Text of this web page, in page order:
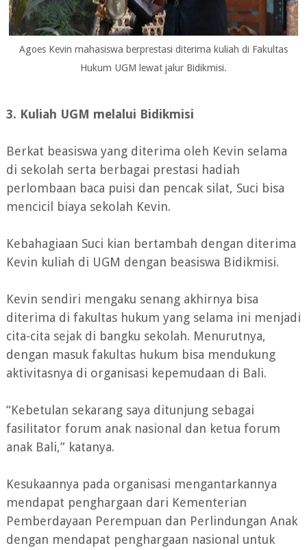
Agoes Kevin mahasiswa berprestasi diterima kuliah di Fakultas
Hukum UGM lewat jalur Bidikmisi.
3. Kuliah UGM melalui Bidikmisi
Berkat beasiswa yang diterima oleh Kevin selama
di sekolah serta berbagai prestasi hadiah
perlombaan baca puisi dan pencak silat, Suci bisa
mencicil biaya sekolah Kevin.
Kebahagiaan Suci kian bertambah dengan diterima
Kevin kuliah di UGM dengan beasiswa Bidikmisi.
Kevin sendiri mengaku senang akhirnya bisa
diterima di fakultas hukum yang selama ini menjadi
cita-cita sejak di bangku sekolah. Menurutnya,
dengan masuk fakultas hukum bisa mendukung
aktivitasnya di organisasi kepemudaan di Bali.
“Kebetulan sekarang saya ditunjung sebagai
fasilitator forum anak nasional dan ketua forum
anak Bali,” katanya.
Kesukaannya pada organisasi mengantarkannya
mendapat penghargaan dari Kementerian
Pemberdayaan Perempuan dan Perlindungan Anak
dengan mendapat penghargaan nasional untuk